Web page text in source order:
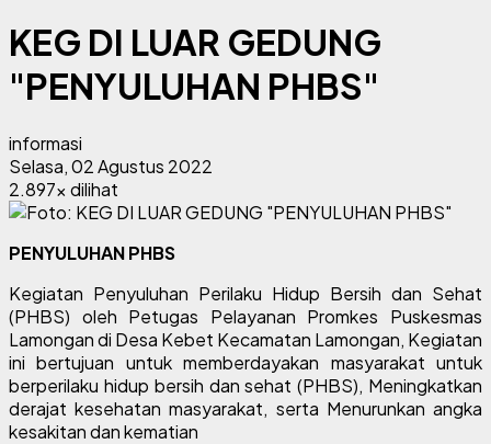
KEG DI LUAR GEDUNG
"PENYULUHAN PHBS"
informasi
Selasa, 02 Agustus 2022
2.897x dilihat
PENYULUHAN PHBS
Kegiatan Penyuluhan Perilaku Hidup Bersih dan Sehat
(PHBS) oleh Petugas Pelayanan Promkes Puskesmas
Lamongan di Desa Kebet Kecamatan Lamongan, Kegiatan
ini bertujuan untukmemberdayakan masyarakat untuk
berperilaku hidup bersih dan sehat (PHBS), Meningkatkan
derajat kesehatan masyarakat, serta Menurunkan angka
kesakitan dan kematian